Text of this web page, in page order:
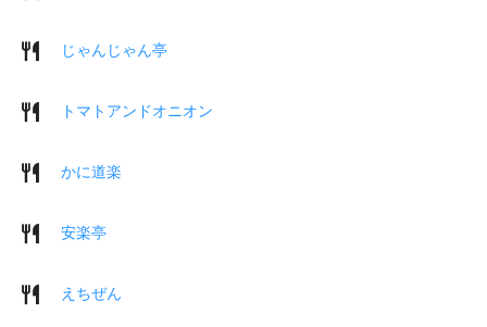
じゃんじゃん亭
トマトアンドオニオン
かに道楽
安楽亭
えちぜん